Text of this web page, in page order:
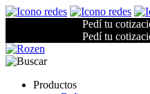
Pedí tu
Pedí tu
Productos